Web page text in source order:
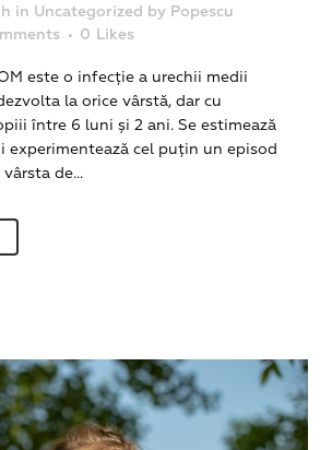
in Uncategorized by Popescu
0 Likes
este o infecție a urechii medii
la orice vârstă, dar cu
între 6 luni și 2 ani. Se estimează
experimentează cel puțin un episod
de...